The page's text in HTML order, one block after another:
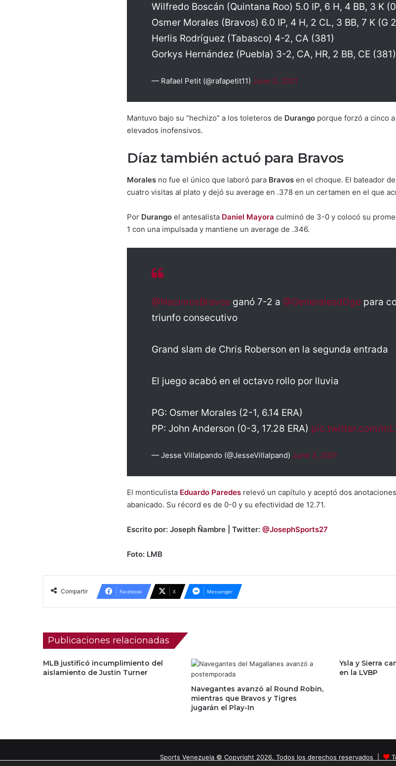
Wilfredo Boscán (Quintana Roo) 5.0 IP, 6 H, 4 BB, 3 K
Osmer Morales (Bravos) 6.0 IP, 4 H, 2 CL, 3 BB, 7 K (G
Herlis Rodríguez (Tabasco) 4-2, CA (381)
Gorkys Hernández (Puebla) 3-2, CA, HR, 2 BB, CE (381)
— Rafael Petit (@rafapetit11) June 3, 2021
Mantuvo bajo su “hechizo” a los toleteros de Durango porque forzó a cinco
elevados inofensivos.
Díaz también actuó para Bravos
Morales no fue el único que laboró para Bravos en el choque. El bateador
cuatro visitas al plato y dejó su average en .378 en un certamen en el que
Por Durango el antesalista Daniel Mayora culminó de 3-0 y colocó su
1 con una impulsada y mantiene un average de .346.
@NacimosBravos ganó 7-2 a @GeneralesdDgo para
triunfo consecutivo
Grand slam de Chris Roberson en la segunda entrada
El juego acabó en el octavo rollo por lluvia
PG: Osmer Morales (2-1, 6.14 ERA)
PP: John Anderson (0-3, 17.28 ERA) pic.twitter.com/
— Jesse Villalpando (@JesseVillalpand) June 3, 2021
El monticulista Eduardo Paredes relevó un capítulo y aceptó dos
abanicado. Su récord es de 0-0 y su efectividad de 12.71.
Escrito por: Joseph Ñambre | Twitter: @JosephSports27
Foto: LMB
Compartir Facebook X Messenger
Publicaciones relacionadas
MLB justificó incumplimiento del
aislamiento de Justin Turner
Navegantes avanzó al Round Robin,
mientras que Bravos y Tigres
jugarán el Play-In
Ysla y Sierra
en la LVBP
Sports Venezuela © Copyright 2026, Todos los derechos reservados |